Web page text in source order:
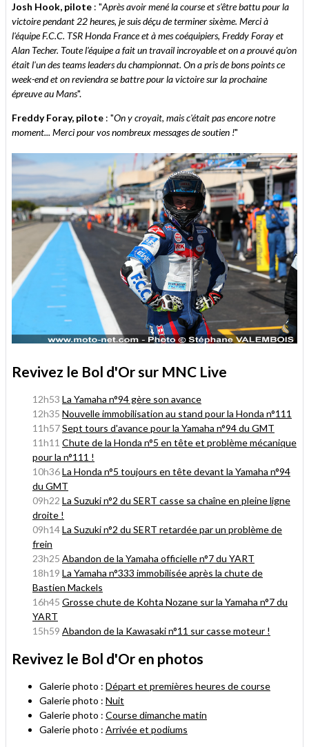
Josh Hook, pilote : "Après avoir mené la course et s'être battu pour la
victoire pendant 22 heures, je suis déçu de terminer sixème. Merci à
l'équipe F.C.C. TSR Honda France et à mes coéquipiers, Freddy Foray et
Alan Techer. Toute l'équipe a fait un travail incroyable et on a prouvé qu'on
était l'un des teams leaders du championnat. On a pris de bons points ce
week-end et on reviendra se battre pour la victoire sur la prochaine
épreuve au Mans".
Freddy Foray, pilote : "On y croyait, mais c'était pas encore notre
moment... Merci pour vos nombreux messages de soutien !"
Revivez le Bol d'Or sur MNC Live
12h53 La Yamaha n°94 gère son avance
12h35 Nouvelle immobilisation au stand pour la Honda n°111
11h57Sept tours d'avance pour la Yamaha n°94 du GMT
11h11 Chute de la Honda n°5 en tête et problème mécanique
pour la n°111 !
10h36La Honda n°5 toujours en tête devant la Yamaha n°94
du GMT
09h22 La Suzuki n°2 du SERT casse sa chaîne en pleine ligne
droite !
09h14La Suzuki n°2 du SERT retardée par un problème de
frein
23h25 Abandon de la Yamaha officielle n°7 du YART
18h19 La Yamaha n°333 immobilisée après la chute de
Bastien Mackels
16h45 Grosse chute de Kohta Nozane sur la Yamaha n°7 du
YART
15h59 Abandon de la Kawasaki n°11 sur casse moteur !
Revivez le Bol d'Or en photos
Galerie photo : Départ et premières heures de course
Galerie photo : Nuit
Galerie photo : Course dimanche matin
Galerie photo : Arrivée et podiums